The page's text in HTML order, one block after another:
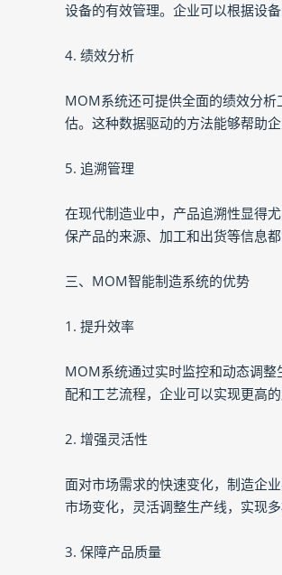
设备的有效管理。企业可以根据设
4. 绩效分析
MOM系统还可提供全面的绩效分
估。这种数据驱动的方法能够帮助
5. 追溯管理
在现代制造业中，产品追溯性显得
保产品的来源、加工和出货等信息
三、MOM智能制造系统的优势
1. 提升效率
MOM系统通过实时监控和动态调
配和工艺流程，企业可以实现更高的
2. 增强灵活性
面对市场需求的快速变化，制造企
市场变化，灵活调整生产线，实现多
3. 保障产品质量